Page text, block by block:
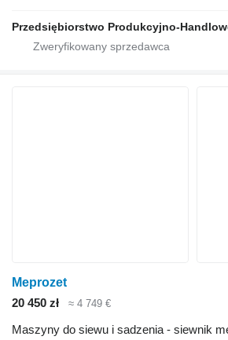
Meprozet
20 450 zł
≈ 4 749 €
Maszyny do siewu i sadzenia - siewnik